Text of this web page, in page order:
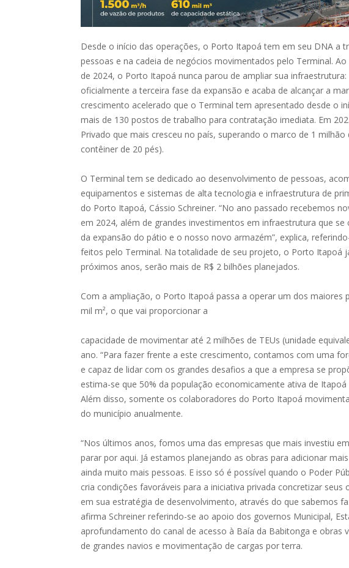
Desde o início das operações, o Porto Itapoá tem em seu DNA a
pessoas e na cadeia de negócios movimentados pelo Terminal.
de 2024, o Porto Itapoá nunca parou de ampliar sua
oficialmente a terceira fase da expansão e acaba de alcançar a
crescimento acelerado que o Terminal tem apresentado desde o
mais de 130 postos de trabalho para contratação imediata. Em
Privado que mais cresceu no país, superando o marco de 1 milhão
contêiner de 20 pés).
O Terminal tem se dedicado ao desenvolvimento de pessoas,
equipamentos e sistemas de alta tecnologia e infraestrutura de
do Porto Itapoá, Cássio Schreiner. “No ano passado recebemos
em 2024, além de grandes investimentos em infraestrutura que
da expansão do pátio e o nosso novo armazém”, explica,
feitos pelo Terminal. Na totalidade de seu projeto, o Porto Itapoá
próximos anos, serão mais de R$ 2 bilhões planejados.
Com a ampliação, o Porto Itapoá passa a operar um dos maiores
mil m², o que vai proporcionar a
capacidade de movimentar até 2 milhões de TEUs (unidade
ano. “Para fazer frente a este crescimento, contamos com uma
e capaz de lidar com os grandes desafios a que a empresa se
estima-se que 50% da população economicamente ativa de Itapoá
Além disso, somente os colaboradores do Porto Itapoá
do município anualmente.
“Nos últimos anos, fomos uma das empresas que mais investiu
parar por aqui. Já estamos planejando as obras para adicionar
ainda muito mais pessoas. E isso só é possível quando o Poder
cria condições favoráveis para a iniciativa privada concretizar
em sua estratégia de desenvolvimento, através do que sabemos
afirma Schreiner referindo-se ao apoio dos governos Municipal,
aprofundamento do canal de acesso à Baía da Babitonga e obras
de grandes navios e movimentação de cargas por terra.